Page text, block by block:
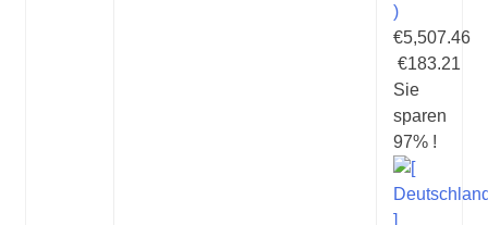
)
€5,507.46
€183.21
Sie
sparen
97% !